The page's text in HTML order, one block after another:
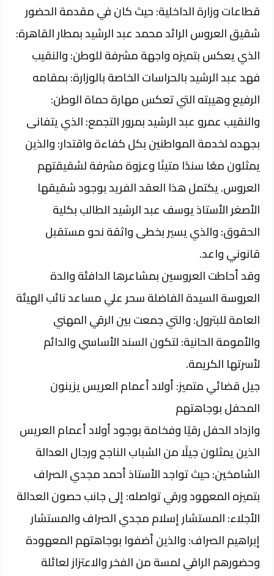
قطاعات وزارة الداخلية: حيث كان في مقدمة الحضور
شقيق العروس الرائد محمد عبد الرشيد بمطار القاهرة:
الذي يعكس بتميزه واجهة مشرفة للوطن: والنقيب
فهد عبد الرشيد بالحراسات الخاصة بالوزارة: بمقامه
الرفيع وهيبته التي تعكس مهارة حماة الوطن:
والنقيب عمرو عبد الرشيد بمرور التجمع: الذي يتفانى
بجهده لخدمة المواطنين بكل كفاءة واقتدار: والذين
يمثلون معًا سندًا متينًا وعزوة مشرفة لشقيقتهم
العروس. يكتمل هذا العقد الفريد بوجود شقيقها
الأصغر الأستاذ يوسف عبد الرشيد الطالب بكلية
الحقوق: والذي يسير بخطى واثقة نحو مستقبل
قانوني واعد.
​وقد أحاطت العروسين بمشاعرها الدافئة والدة
العروسة السيدة الفاضلة سحر علي مساعد نائب الهيئة
العامة للبترول: والتي جمعت بين الرقي المهني
والأمومة الحانية: لتكون السند الأساسي والدائم
لأسرتها الكريمة.
​جيل قضائي متميز: أولاد أعمام العريس يزينون
المحفل بوجاهتهم
​وازداد الحفل رقيًا وفخامة بوجود أولاد أعمام العريس
الذين يمثلون جيلًا من الشباب الناجح ورجال العدالة
الشامخين: حيث تواجد الأستاذ أحمد مجدي الصراف
بتميزه المعهود ورقي تواصله: إلى جانب حصون العدالة
الأجلاء: المستشار إسلام مجدي الصراف والمستشار
إبراهيم الصراف: والذين أضفوا بوجاهتهم المعهودة
وحضورهم الراقي لمسة من الفخر والاعتزاز لعائلة